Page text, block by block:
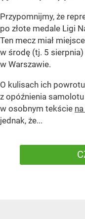
Przypomnijmy, że
po złote medale Ligi
Ten mecz miał
w środę (tj. 5
w Warszawie.
O kulisach ich
z opóźnienia
w osobnym tekście
jednak, że...